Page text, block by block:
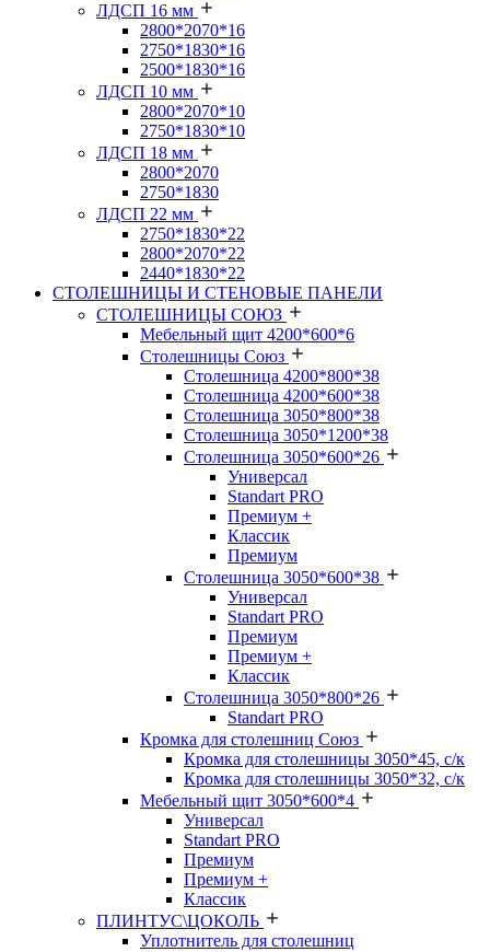
ЛДСП 16 мм
2800*2070*16
2750*1830*16
2500*1830*16
ЛДСП 10 мм
2800*2070*10
2750*1830*10
ЛДСП 18 мм
2800*2070
2750*1830
ЛДСП 22 мм
2750*1830*22
2800*2070*22
2440*1830*22
СТОЛЕШНИЦЫ И СТЕНОВЫЕ ПАНЕЛИ
СТОЛЕШНИЦЫ СОЮЗ
Мебельный щит 4200*600*6
Столешницы Союз
Столешница 4200*800*38
Столешница 4200*600*38
Столешница 3050*800*38
Столешница 3050*1200*38
Столешница 3050*600*26
Универсал
Standart PRO
Премиум +
Классик
Премиум
Столешница 3050*600*38
Универсал
Standart PRO
Премиум
Премиум +
Классик
Столешница 3050*800*26
Standart PRO
Кромка для столешниц Союз
Кромка для столешницы 3050*45, с/к
Кромка для столешницы 3050*32, с/к
Мебельный щит 3050*600*4
Универсал
Standart PRO
Премиум
Премиум +
Классик
ПЛИНТУС\ЦОКОЛЬ
Уплотнитель для столешниц